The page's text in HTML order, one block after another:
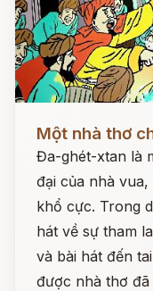
Một nhà thơ
Đa-ghét-xtan là
đại của nhà
khổ cực. Trong
hát về sự tham
và bài hát đến
được nhà thơ đã